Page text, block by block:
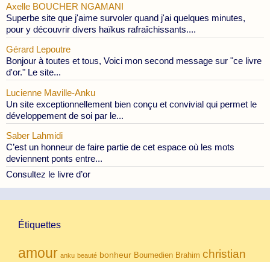
Axelle BOUCHER NGAMANI
Superbe site que j'aime survoler quand j'ai quelques minutes,
pour y découvrir divers haïkus rafraîchissants....
Gérard Lepoutre
Bonjour à toutes et tous, Voici mon second message sur "ce livre
d'or." Le site...
Lucienne Maville-Anku
Un site exceptionnellement bien conçu et convivial qui permet le
développement de soi par le...
Saber Lahmidi
C’est un honneur de faire partie de cet espace où les mots
deviennent ponts entre...
Consultez le livre d’or
Étiquettes
amour anku beauté bonheur Boumedien Brahim christian